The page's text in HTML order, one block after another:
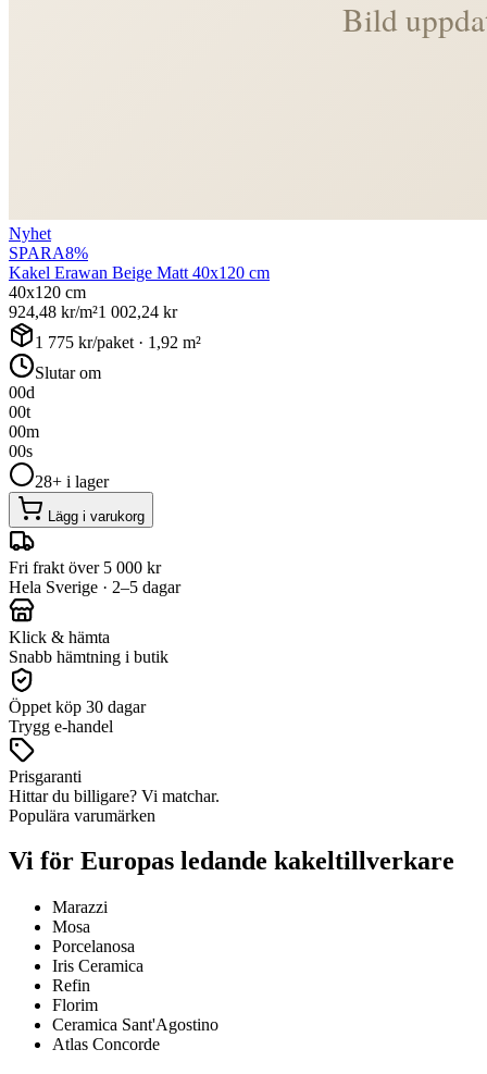
Nyhet
SPARA8%
Kakel Erawan Beige Matt 40x120 cm
40x120 cm
924,48 kr/m²1 002,24 kr
1 775 kr/paket · 1,92 m²
Slutar om
00d
00t
00m
00s
28+ i lager
Lägg i varukorg
Fri frakt över 5 000 kr
Hela Sverige · 2–5 dagar
Klick & hämta
Snabb hämtning i butik
Öppet köp 30 dagar
Trygg e-handel
Prisgaranti
Hittar du billigare? Vi matchar.
Populära varumärken
Vi för Europas ledande kakeltillverkare
Marazzi
Mosa
Porcelanosa
Iris Ceramica
Refin
Florim
Ceramica Sant'Agostino
Atlas Concorde